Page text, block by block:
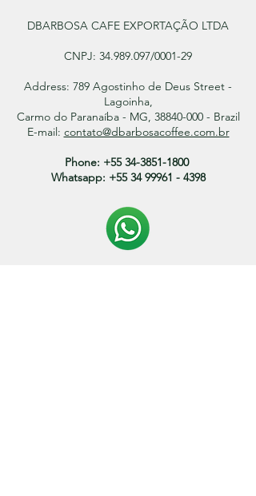
DBARBOSA CAFE EXPORTAÇÃO LTDA
CNPJ: 34.989.097/0001-29
Address: 789 Agostinho de Deus Street -
Lagoinha,
Carmo do Paranaíba - MG, 38840-000 - Brazil
E-mail: contato@dbarbosacoffee.com.br
Phone: +55 34-3851-1800
Whatsapp: +55 34 99961 - 4398